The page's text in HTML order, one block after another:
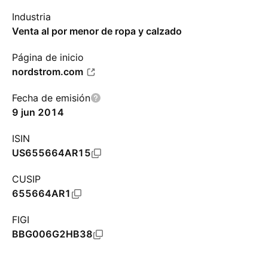
Industria
Venta al por menor de ropa y calzado
Página de inicio
nordstrom.com
Fecha de emisión
9 jun 2014
ISIN
US655664AR15
CUSIP
655664AR1
FIGI
BBG006G2HB38